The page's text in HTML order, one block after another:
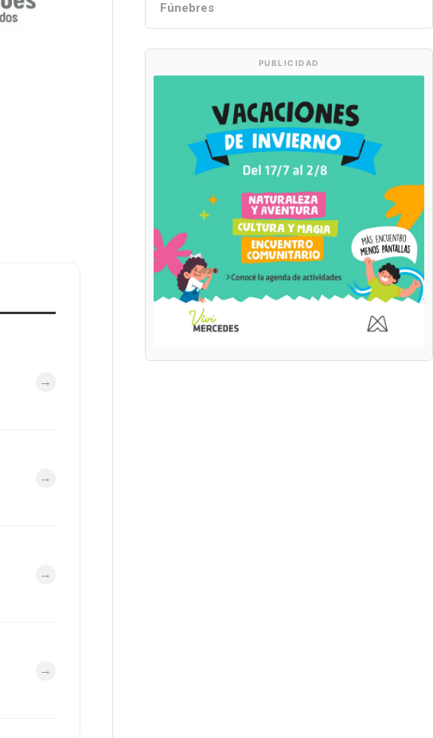
Fúnebres
PUBLICIDAD